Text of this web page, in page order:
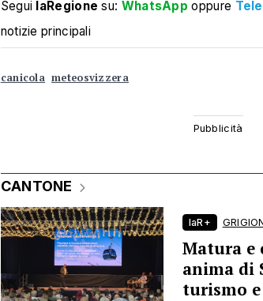
Segui laRegione su: WhatsApp oppure
notizie principali
canicola meteosvizzera
CANTONE
laR+
Matura e
anima di
turismo